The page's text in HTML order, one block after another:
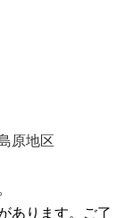
原地区
あります。ご了